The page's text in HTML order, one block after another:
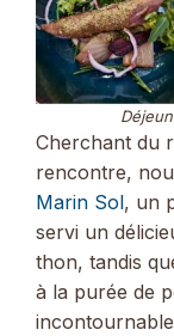
Cherchant du
rencontre,
Marin Sol, un
servi un
thon, tandis
à la purée de